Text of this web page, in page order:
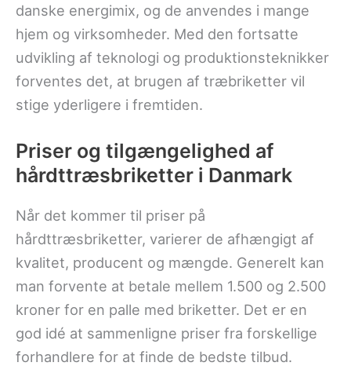
danske energimix, og de anvendes i mange
hjem og virksomheder. Med den fortsatte
udvikling af teknologi og produktionsteknikker
forventes det, at brugen af træbriketter vil
stige yderligere i fremtiden.
Priser og tilgængelighed af
hårdttræsbriketter i Danmark
Når det kommer til priser på
hårdttræsbriketter, varierer de afhængigt af
kvalitet, producent og mængde. Generelt kan
man forvente at betale mellem 1.500 og 2.500
kroner for en palle med briketter. Det er en
god idé at sammenligne priser fra forskellige
forhandlere for at finde de bedste tilbud.